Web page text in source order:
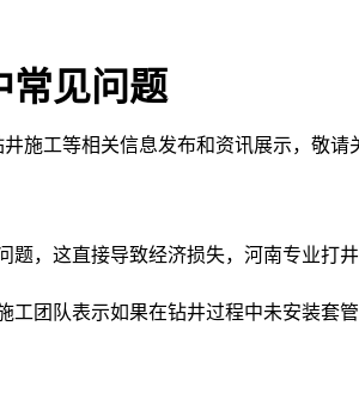
常见问题
施工等相关信息发布和资讯展示，敬请
，这直接导致经济损失，河南专业打
团队表示如果在钻井过程中未安装套